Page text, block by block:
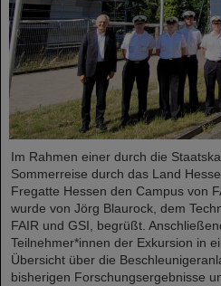
Im Rahmen einer durch die
Sommerreise durch das Land
Fregatte Hessen den Campus von
wurde von Jörg Blaurock, dem
FAIR und GSI, begrüßt.
Teilnehmer*innen der Exkursion in
Übersicht über die
bisherigen Forschungsergebnisse